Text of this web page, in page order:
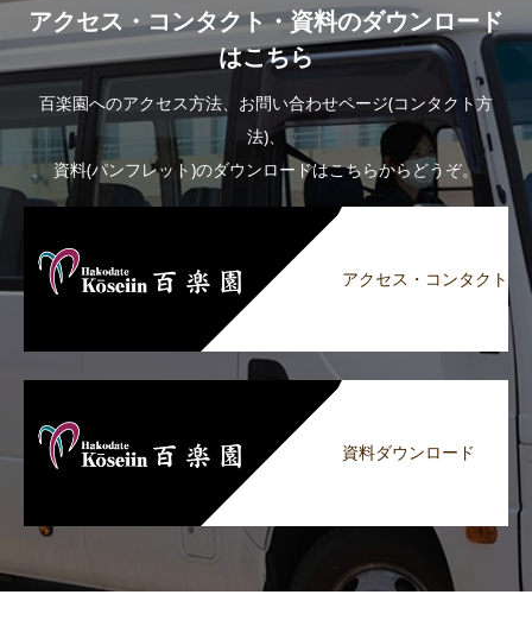
アクセス・コンタクト・資料のダウンロード
はこちら
百楽園へのアクセス方法、お問い合わせページ(コンタクト方
法)、
資料(パンフレット)のダウンロードはこちらからどうぞ。
アクセス・コンタクト
資料ダウンロード